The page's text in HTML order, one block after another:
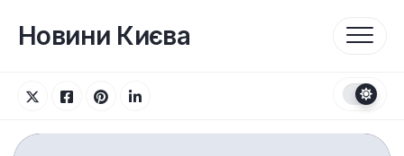
вмістуНовини Києва